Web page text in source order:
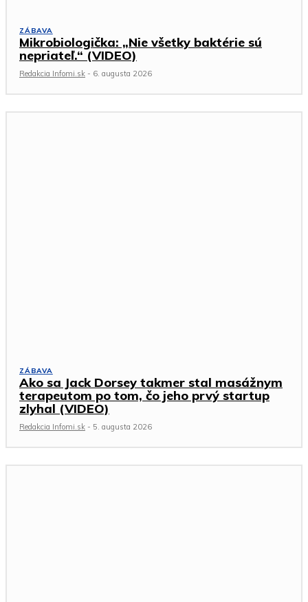
ZÁBAVA
Mikrobiologička: „Nie všetky baktérie sú
nepriateľ.“ (VIDEO)
Redakcia Infomi.sk - 6. augusta 2026
ZÁBAVA
Ako sa Jack Dorsey takmer stal masážnym
terapeutom po tom, čo jeho prvý startup
zlyhal (VIDEO)
Redakcia Infomi.sk - 5. augusta 2026